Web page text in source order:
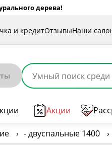
дерева!
и кредитОтзывыНаши
Акции
› - двуспальные 1400 ›